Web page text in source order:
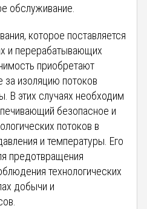
обслуживание.
которое поставляется
и перерабатывающих
приобретают
за изоляцию потоков
В этих случаях необходим
безопасное и
потоков в
и температуры. Его
предотвращения
технологических
добычи и